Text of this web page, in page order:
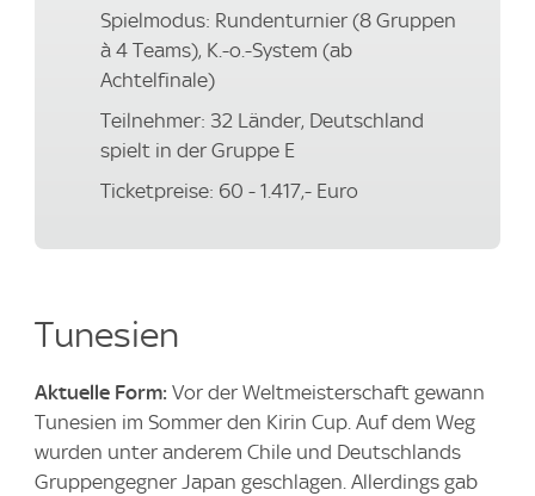
Spielmodus: Rundenturnier (8 Gruppen
à 4 Teams), K.-o.-System (ab
Achtelfinale)
Teilnehmer: 32 Länder, Deutschland
spielt in der Gruppe E
Ticketpreise: 60 - 1.417,- Euro
Tunesien
Aktuelle Form: Vor der Weltmeisterschaft gewann
Tunesien im Sommer den Kirin Cup. Auf dem Weg
wurden unter anderem Chile und Deutschlands
Gruppengegner Japan geschlagen. Allerdings gab